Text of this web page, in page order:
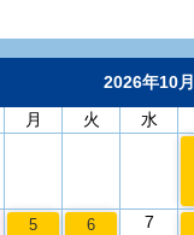
2026年10月
月
火 水
5 6
7